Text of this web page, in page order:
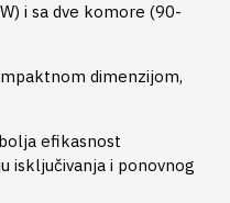
i sa dve komore (90-
dimenzijom,
efikasnost
isključivanja i ponovnog